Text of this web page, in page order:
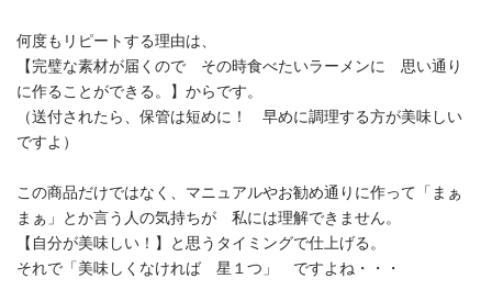
何度もリピートする理由は、
【完璧な素材が届くので その時食べたいラーメンに 思い通り
に作ることができる。】からです。
（送付されたら、保管は短めに！ 早めに調理する方が美味しい
ですよ）
この商品だけではなく、マニュアルやお勧め通りに作って「まぁ
まぁ」とか言う人の気持ちが 私には理解できません。
【自分が美味しい！】と思うタイミングで仕上げる。
それで「美味しくなければ 星１つ」 ですよね・・・